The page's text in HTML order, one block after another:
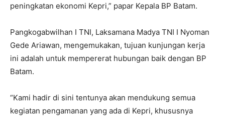
peningkatan ekonomi Kepri,” papar Kepala BP Batam.
Pangkogabwilhan I TNI, Laksamana Madya TNI I Nyoman
Gede Ariawan, mengemukakan, tujuan kunjungan kerja
ini adalah untuk mempererat hubungan baik dengan BP
Batam.
“Kami hadir di sini tentunya akan mendukung semua
kegiatan pengamanan yang ada di Kepri, khususnya